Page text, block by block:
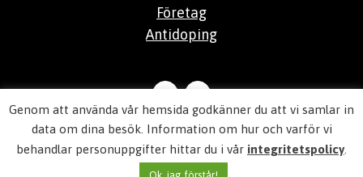
Företag
Antidoping
© 2026 Aktiv Hälsocenter
Integritetspolicy
Genom att använda vår hemsida godkänner du att vi samlar in
data om dina besök. Information om hur och varför vi
behandlar personuppgifter hittar du i vår integritetspolicy